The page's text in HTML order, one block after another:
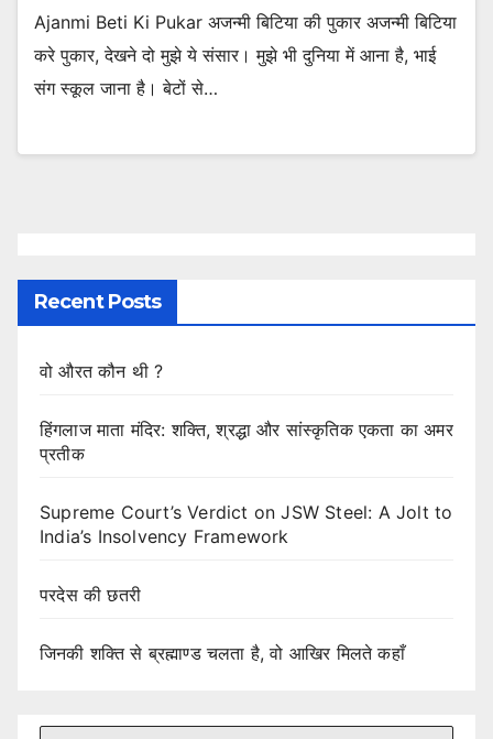
Ajanmi Beti Ki Pukar अजन्मी बिटिया की पुकार अजन्मी बिटिया
करे पुकार, देखने दो मुझे ये संसार। मुझे भी दुनिया में आना है, भाई
संग स्कूल जाना है। बेटों से…
Recent Posts
वो औरत कौन थी ?
हिंगलाज माता मंदिर: शक्ति, श्रद्धा और सांस्कृतिक एकता का अमर
प्रतीक
Supreme Court’s Verdict on JSW Steel: A Jolt to
India’s Insolvency Framework
परदेस की छतरी
जिनकी शक्ति से ब्रह्माण्ड चलता है, वो आखिर मिलते कहाँ